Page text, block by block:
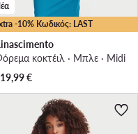
-10% Κωδικός: LAST
κοκτέιλ · Μπλε · Midi
€